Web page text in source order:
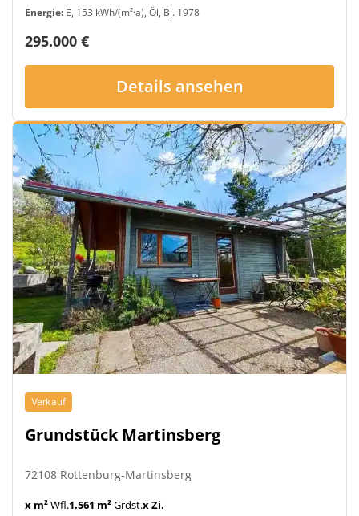
Energie: E, 153 kWh/(m²·a), Öl, Bj. 1978
295.000 €
Details ansehen
Verkauf
Grundstück Martinsberg
72108 Rottenburg-Martinsberg
x m²Wfl.1.561 m²Grdst.x Zi.